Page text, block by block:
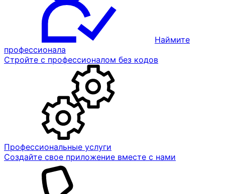
Наймите
профессионала
Стройте с профессионалом без кодов
Профессиональные услуги
Создайте свое приложение вместе с нами